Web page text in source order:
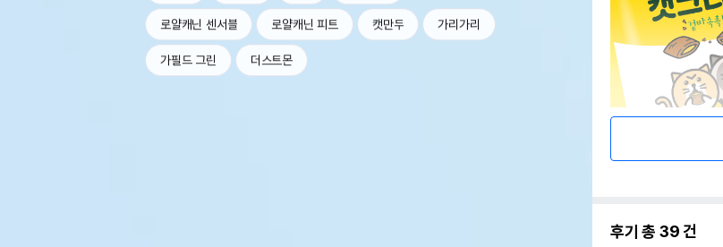
로얄캐닌 센서블 로얄캐닌 피트 캣만두 가리가리
가필드 그린 더스트몬
후기 총 39건